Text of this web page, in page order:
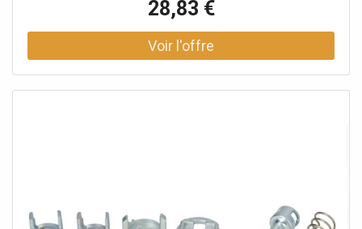
28,83 €